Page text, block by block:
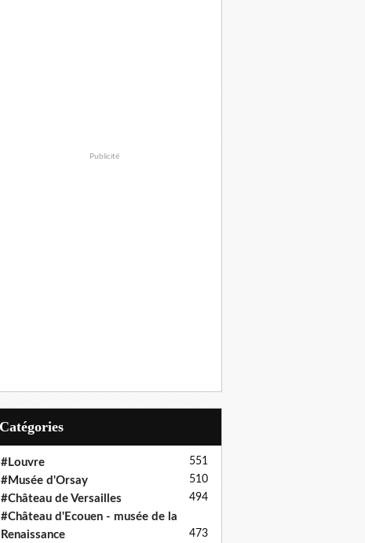
Publicité
Catégories
#Louvre 551
#Musée d'Orsay 510
#Château de Versailles 494
#Château d'Ecouen - musée de la
Renaissance
473